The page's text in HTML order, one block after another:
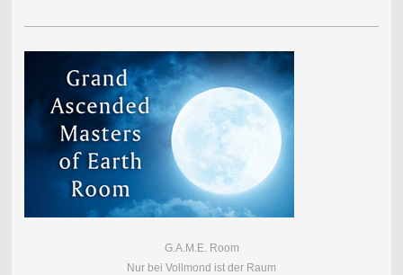
G.A.M.E. Room
Nur bei Vollmond ist der Raum